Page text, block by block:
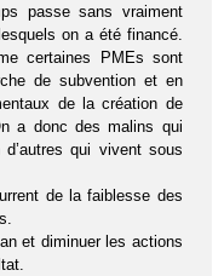
passe sans vraiment
on a été financé.
certaines PMEs sont
de subvention et en
de la création de
a donc des malins qui
qui vivent sous
de la faiblesse des
et diminuer les actions